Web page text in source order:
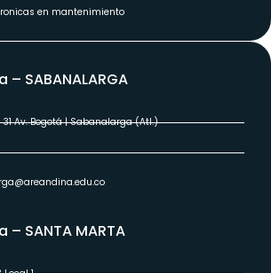
en mantenimiento
– SABANALARGA
Av. Bogotá | Sabanalarga (Atl.)​
– SANTA MARTA